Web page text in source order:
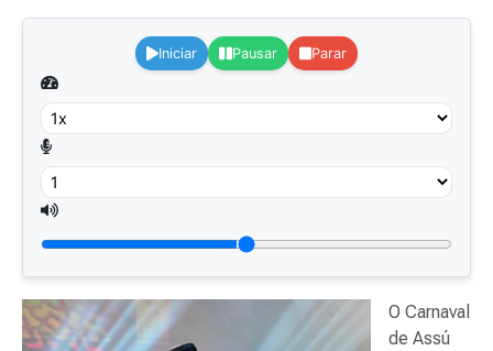
Iniciar Pausar Parar
O Carnaval
de Assú